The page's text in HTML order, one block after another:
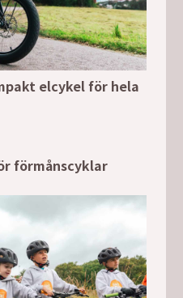
elcykel för hela
förmånscyklar